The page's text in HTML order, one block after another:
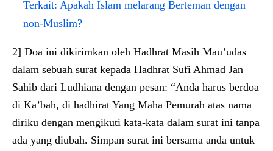
Terkait: Apakah Islam melarang Berteman dengan
non-Muslim?
2] Doa ini dikirimkan oleh Hadhrat Masih Mau’udas
dalam sebuah surat kepada Hadhrat Sufi Ahmad Jan
Sahib dari Ludhiana dengan pesan: “Anda harus berdoa
di Ka’bah, di hadhirat Yang Maha Pemurah atas nama
diriku dengan mengikuti kata-kata dalam surat ini tanpa
ada yang diubah. Simpan surat ini bersama anda untuk